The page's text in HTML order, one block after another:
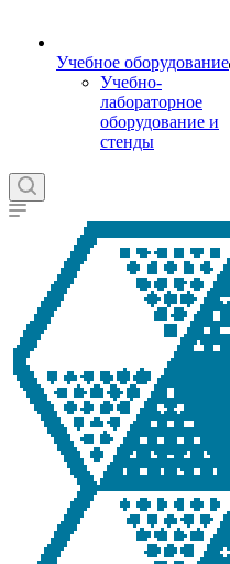
Учебное оборудование
Учебно-
лабораторное
оборудование и
стенды